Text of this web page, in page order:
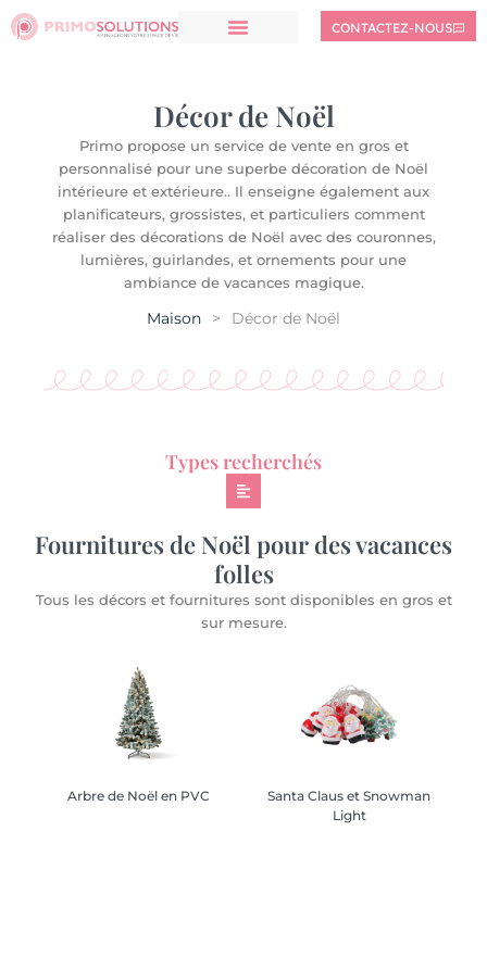
CONTACTEZ-NOUS
Décor de Noël
Primo propose un service de vente en gros et
personnalisé pour une superbe décoration de Noël
intérieure et extérieure.. Il enseigne également aux
planificateurs, grossistes, et particuliers comment
réaliser des décorations de Noël avec des couronnes,
lumières, guirlandes, et ornements pour une
ambiance de vacances magique.
Maison > Décor de Noël
Types recherchés
Fournitures de Noël pour des vacances
folles
Tous les décors et fournitures sont disponibles en gros et
sur mesure.
Arbre de Noël en PVC
Arbre de Noël en PVC
Santa Claus et Snowman
Light
Santa Claus et Snowman
Light